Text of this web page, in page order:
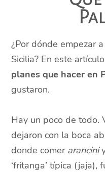
¿Por dónde empezar
Sicilia? En este
planes que hacer en
gustaron.
Hay un poco de todo.
dejaron con la boca
donde comerarancini
‘fritanga’ típica (jaja),